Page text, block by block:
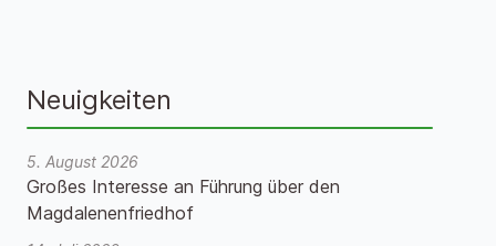
Neuigkeiten
5. August 2026
Großes Interesse an Führung über den
Magdalenenfriedhof